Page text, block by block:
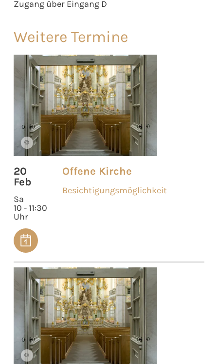
Zugang über Eingang D
Weitere Termine
©
20
Feb
Sa
10 - 11:30
Uhr
Offene Kirche
Besichtigungsmöglichkeit
©